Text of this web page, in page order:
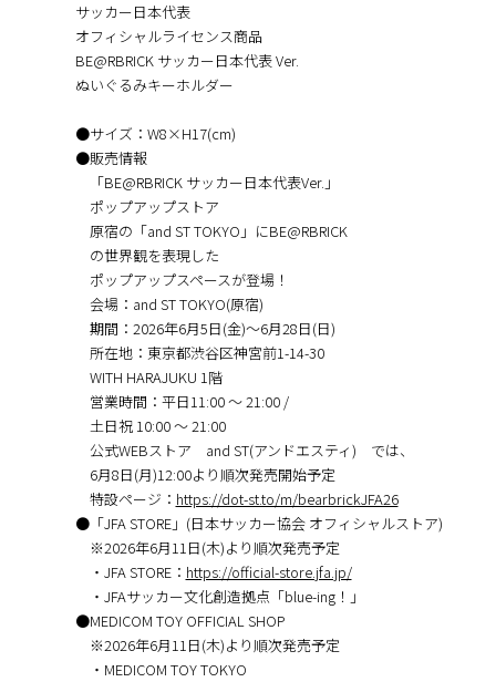
サッカー日本代表
オフィシャルライセンス商品
BE@RBRICK サッカー日本代表 Ver.
ぬいぐるみキーホルダー
●サイズ：W8×H17(cm)
●販売情報
「BE@RBRICK サッカー日本代表Ver.」
ポップアップストア
原宿の「and ST TOKYO」にBE@RBRICK
の世界観を表現した
ポップアップスペースが登場！
会場：and ST TOKYO(原宿)
期間：2026年6月5日(金)〜6月28日(日)
所在地：東京都渋⾕区神宮前1-14-30
WITH HARAJUKU 1階
営業時間：平日11:00 〜 21:00 /
土日祝 10:00 〜 21:00
公式WEBストア and ST(アンドエスティ) では、
6月8日(月)12:00より順次発売開始予定
特設ページ： https://dot-st.to/m/bearbrickJFA26
●「JFA STORE」(日本サッカー協会 オフィシャルストア)
※2026年6月11日(木)より順次発売予定
・JFA STORE： https://official-store.jfa.jp/
・JFAサッカー文化創造拠点「blue-ing！」
●MEDICOM TOY OFFICIAL SHOP
※2026年6⽉11日(木)より順次発売予定
・MEDICOM TOY TOKYO